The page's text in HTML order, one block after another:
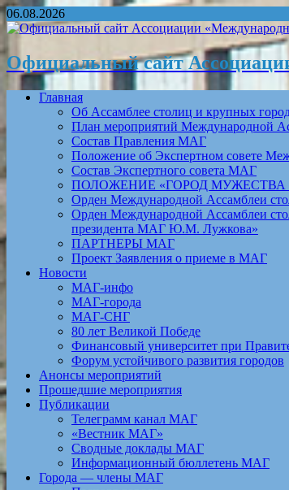
06.08.2026
Официальный сайт
Главная
Об Ассамблее столиц и крупных
План мероприятий Международной
Состав Правления МАГ
Положение об Экспертном совете
Состав Экспертного совета МАГ
ПОЛОЖЕНИЕ «ГОРОД МУЖЕСТВА
Орден Международной Ассамблеи
Орден Международной Ассамблеи
президента МАГ Ю.М. Лужкова»
ПАРТНЕРЫ МАГ
Проект Заявления о приеме в МАГ
Новости
МАГ-инфо
МАГ-города
МАГ-СНГ
80 лет Великой Победе
Финансовый университет при
Форум устойчивого развития городов
Анонсы мероприятий
Прошедшие мероприятия
Публикации
Телеграмм канал МАГ
«Вестник МАГ»
Сводные доклады МАГ
Информационный бюллетень МАГ
Города — члены МАГ